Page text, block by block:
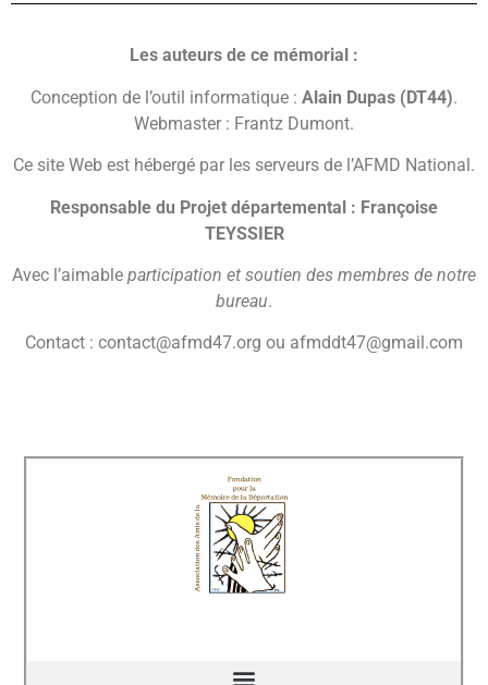
Les auteurs de ce mémorial :
Conception de l’outil informatique : Alain Dupas (DT44).
Webmaster : Frantz Dumont.
Ce site Web est hébergé par les serveurs de l’AFMD National.
Responsable du Projet départemental : Françoise
TEYSSIER
Avec l’aimable participation et soutien des membres de notre
bureau.
Contact : contact@afmd47.org ou afmddt47@gmail.com